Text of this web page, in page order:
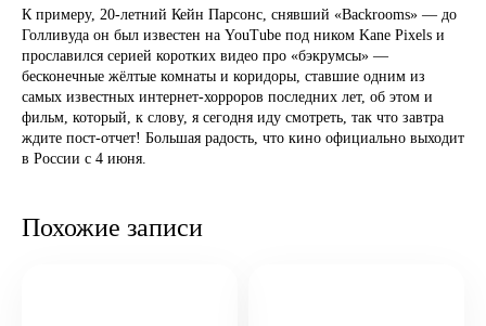
К примеру, 20-летний Кейн Парсонс, снявший «Backrooms» — до
Голливуда он был известен на YouTube под ником Kane Pixels и
прославился серией коротких видео про «бэкрумсы» —
бесконечные жёлтые комнаты и коридоры, ставшие одним из
самых известных интернет-хорроров последних лет, об этом и
фильм, который, к слову, я сегодня иду смотреть, так что завтра
ждите пост-отчет! Большая радость, что кино официально выходит
в России с 4 июня.
Похожие записи